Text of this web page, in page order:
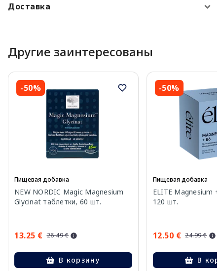
Доставка
Другие заинтересованы
-50%
Пищевая добавка
NEW NORDIC Magic Magnesium
Glycinat таблетки, 60 шт.
13.25 € 26.49 €
В корзину
-50%
Пищевая добавка
ELITE Magnesium
120 шт.
12.50 € 24.99 €
В